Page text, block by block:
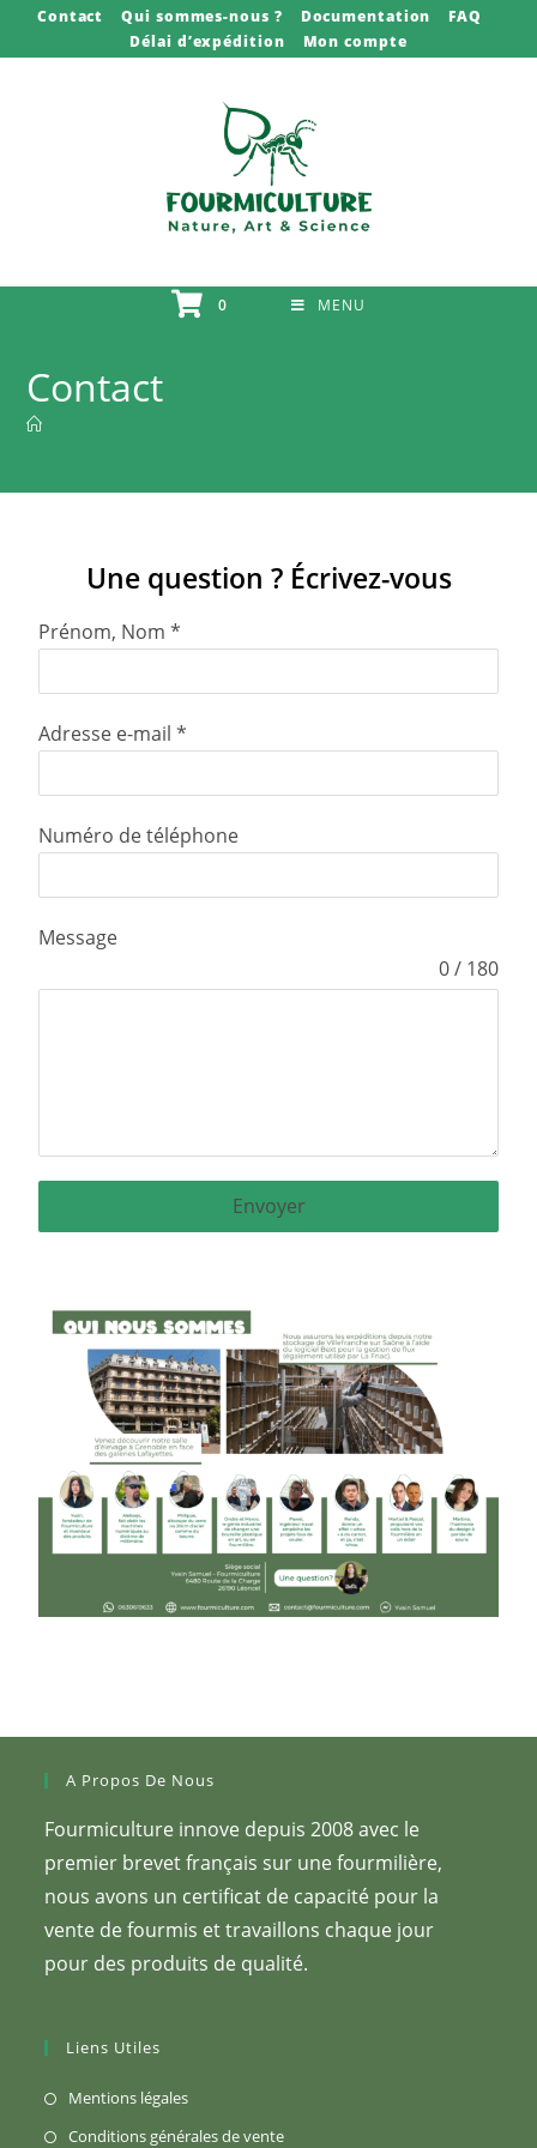
Contact Qui sommes-nous ? Documentation
FAQ
Délai d’expédition
Mon compte
0 MENU
Contact
Une question ? Écrivez-vous
Prénom, Nom*
Adresse e-mail*
Numéro de téléphone
Message
0 / 180
Envoyer
A Propos De Nous
Fourmiculture innove depuis 2008 avec le
premier brevet français sur une fourmilière,
nous avons un certificat de capacité pour la
vente de fourmis et travaillons chaque jour
pour des produits de qualité.
Liens Utiles
Mentions légales
Conditions générales de vente